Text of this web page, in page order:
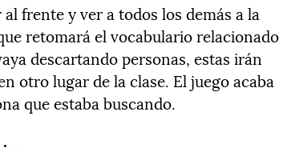
frente y ver a todos los demás a la
retomará el vocabulario relacionado
descartando personas, estas irán
otro lugar de la clase. El juego acaba
que estaba buscando.